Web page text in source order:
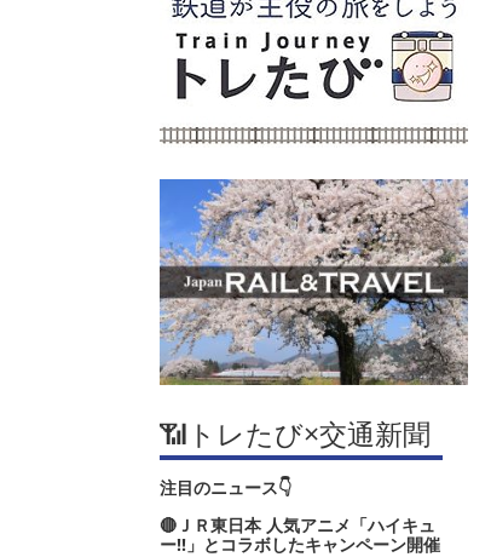
📶トレたび×交通新聞
注目のニュース👇
🔴ＪＲ東日本 人気アニメ「ハイキュ
ー‼」とコラボしたキャンペーン開催